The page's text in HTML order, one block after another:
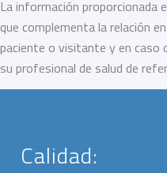
La información proporcionada
que complementa la relación
paciente o visitante y en caso
su profesional de salud de
Calidad: